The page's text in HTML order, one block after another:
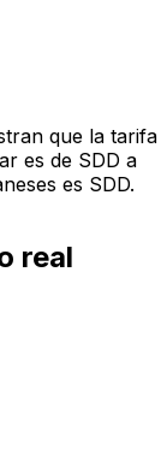
que la tarifa
es de SDD a
es SDD.
real